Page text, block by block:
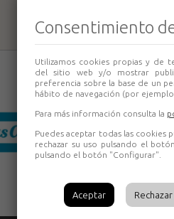
Consentimiento
Utilizamos cookies propias y de
del sitio web y/o mostrar
preferencia sobre la base de un
hábito de navegación (por ejemplo,
Para más información consulta la
Puedes aceptar todas las cookies
rechazar su uso pulsando el
pulsando el botón "Configurar".
Aceptar Rechazar